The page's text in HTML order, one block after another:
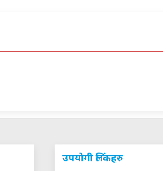
उपयोगी लिंकहरु